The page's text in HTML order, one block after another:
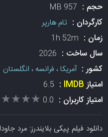
حجم : 957 MB
کارگردان : تام هارپر
زمان : 1h 52m
سال ساخت : 2026
کشور :آمریکا، فرانسه ، انگلستان
امتیازIMDB
:
6.5
امتیاز کاربران : 0.0